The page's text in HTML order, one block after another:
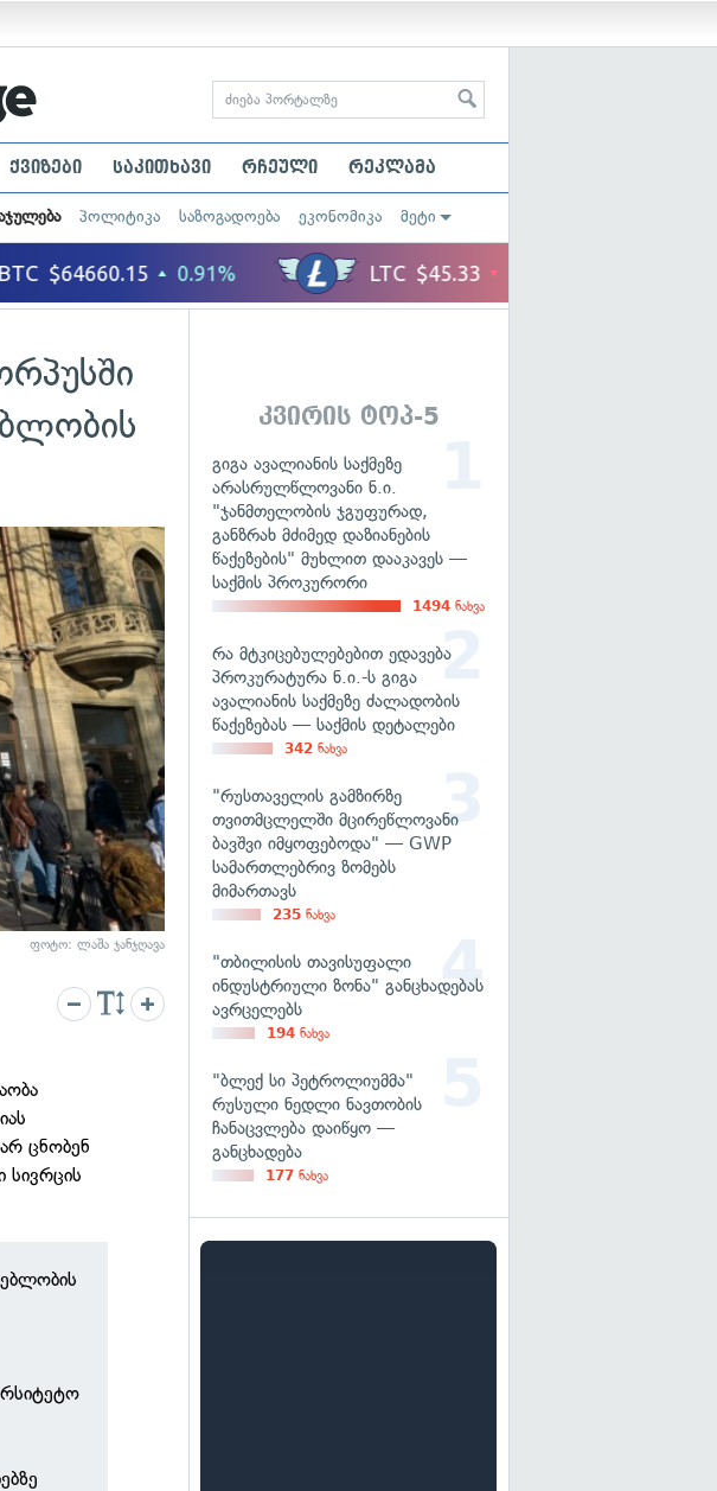
ქვიზები საკითხავი რჩეული რეკლამა
პოლიტიკა საზოგადოება ეკონომიკა მეტი
ფოტო: ლაშა ჯანჯღავა
ცნობენ
სივრცის
კვირის ტოპ-5
გიგა ავალიანის საქმეზე
არასრულწლოვანი ნ.ი.
"ჯანმთელობის ჯგუფურად,
განზრახ მძიმედ დაზიანების
წაქეზების" მუხლით დააკავეს —
საქმის პროკურორი
1494 ნახვა
რა მტკიცებულებებით ედავება
პროკურატურა ნ.ი.-ს გიგა
ავალიანის საქმეზე ძალადობის
წაქეზებას — საქმის დეტალები
342 ნახვა
"რუსთაველის გამზირზე
თვითმცლელში მცირეწლოვანი
ბავშვი იმყოფებოდა" — GWP
სამართლებრივ ზომებს
მიმართავს
235 ნახვა
"თბილისის თავისუფალი
ინდუსტრიული ზონა" განცხადებას
ავრცელებს
194 ნახვა
"ბლექ სი პეტროლიუმმა"
რუსული ნედლი ნავთობის
ჩანაცვლება დაიწყო —
განცხადება
177 ნახვა